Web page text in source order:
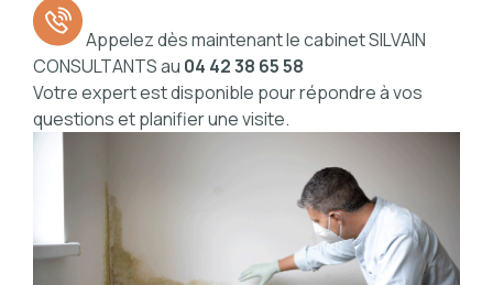
Appelez dès maintenant le cabinet SILVAIN
CONSULTANTS au 04 42 38 65 58
Votre expert est disponible pour répondre à vos
questions et planifier une visite.